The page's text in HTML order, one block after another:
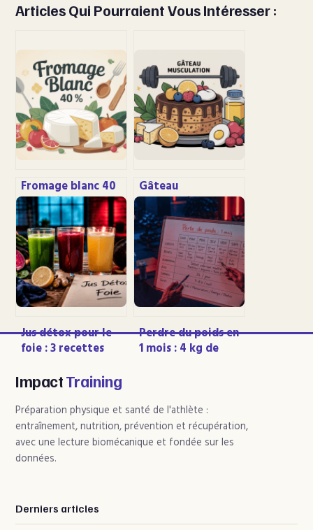
Articles Qui Pourraient Vous Intéresser :
Fromage blanc 40
% matière grasse :
bienfaits, usages et
limites
Gâteau
musculation :
recettes
protéinées faciles
pour booster vos
entraînements
Jus détox pour le
foie : 3 recettes
erreurs qui
bloquent
l’élimination
Perdre du poids en
1 mois : 4 kg de
ImpactTraining
Préparation physique et santé de l'athlète :
entraînement, nutrition, prévention et récupération,
avec une lecture biomécanique et fondée sur les
données.
Derniers articles